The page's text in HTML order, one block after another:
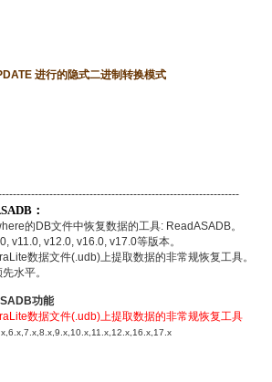
进行的隐式二进制转换模式
：
的DB文件中恢复数据的工具: ReadASADB。
v11.0, v12.0, v16.0, v17.0等版本。
数据文件(.udb)上提取数据的非常规恢复工具。
水平。
功能
数据文件(.udb)上提取数据的非常规恢复工具